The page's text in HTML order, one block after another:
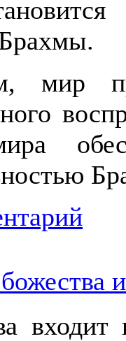
мир
входит